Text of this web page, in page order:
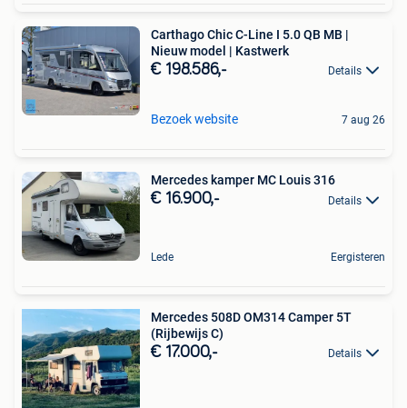
Carthago Chic C-Line I 5.0 QB MB |
Nieuw model | Kastwerk
€ 198.586,- Details
Bezoek website 7 aug 26
Mercedes kamper MC Louis 316
€ 16.900,- Details
Lede Eergisteren
Mercedes 508D OM314 Camper 5T
(Rijbewijs C)
€ 17.000,- Details